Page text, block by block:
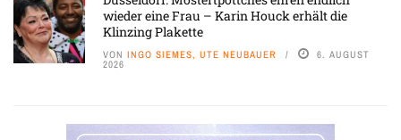
wieder eine Frau – Karin Houck erhält die
Klinzing Plakette
VON INGO SIEMES, UTE NEUBAUER 6. AUGUST
2026